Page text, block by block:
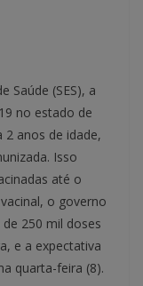
Saúde (SES), a
no estado de
2 anos de idade,
Isso
até o
o governo
250 mil doses
e a expectativa
quarta-feira (8).